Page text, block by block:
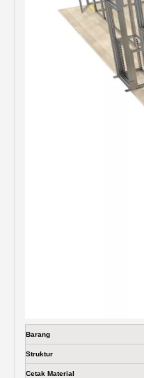
Barang
Struktur
Cetak Material